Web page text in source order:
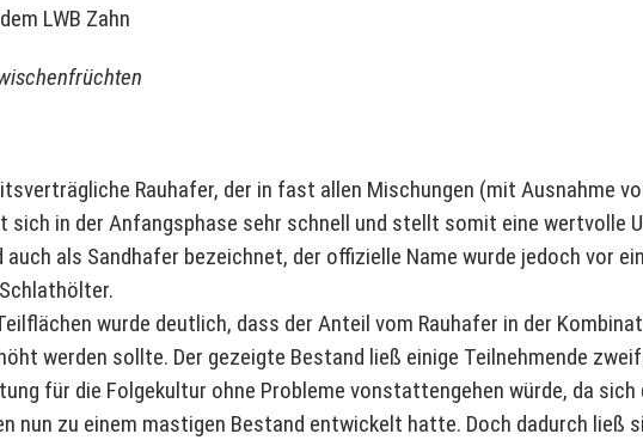
Rauhafer, der in fast allen Mischungen (mit Ausnahme
sich in der Anfangsphase sehr schnell und stellt somit eine wertvolle
auch als Sandhafer bezeichnet, der offizielle Name wurde jedoch vor
wurde deutlich, dass der Anteil vom Rauhafer in der
werden sollte. Der gezeigte Bestand ließ einige Teilnehmende
für die Folgekultur ohne Probleme vonstattengehen würde, da sich
nun zu einem mastigen Bestand entwickelt hatte. Doch dadurch ließ